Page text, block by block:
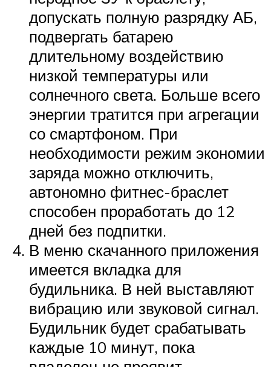
допускать полную разрядку АБ,
подвергать батарею
длительному воздействию
низкой температуры или
солнечного света. Больше всего
энергии тратится при агрегации
со смартфоном. При
необходимости режим экономии
заряда можно отключить,
автономно фитнес-браслет
способен проработать до 12
дней без подпитки.
В меню скачанного приложения
имеется вкладка для
будильника. В ней выставляют
вибрацию или звуковой сигнал.
Будильник будет срабатывать
каждые 10 минут, пока